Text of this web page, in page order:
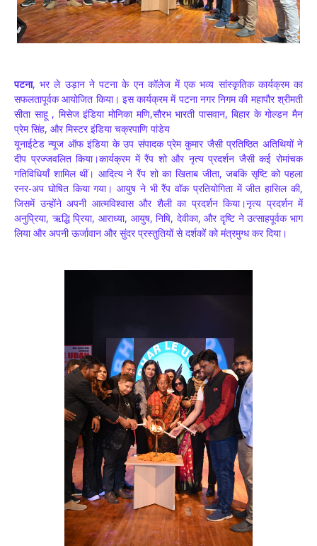
पटना, भर ले उड़ान ने पटना के एन कॉलेज में एक भव्य सांस्कृतिक कार्यक्रम का
सफलतापूर्वक आयोजित किया। इस कार्यक्रम में पटना नगर निगम की महापौर श्रीमती
सीता साहू , मिसेज इंडिया मोनिका मणि,सौरभ भारती पासवान, बिहार के गोल्डन मैन
प्रेम सिंह, और मिस्टर इंडिया चक्रपाणि पांडेय
यूनाईटेड न्यूज ऑफ इंडिया के उप संपादक प्रेम कुमार जैसी प्रतिष्ठित अतिथियों ने
दीप प्रज्जवलित किया।कार्यक्रम में रैंप शो और नृत्य प्रदर्शन जैसी कई रोमांचक
गतिविधियाँ शामिल थीं। आदित्य ने रैंप शो का खिताब जीता, जबकि सृष्टि को पहला
रनर-अप घोषित किया गया। आयुष ने भी रैंप वॉक प्रतियोगिता में जीत हासिल की,
जिसमें उन्होंने अपनी आत्मविश्वास और शैली का प्रदर्शन किया।नृत्य प्रदर्शन में
अनुप्रिया, ऋद्धि प्रिया, आराध्या, आयुष, निषि, देवीका, और दृष्टि ने उत्साहपूर्वक भाग
लिया और अपनी ऊर्जावान और सुंदर प्रस्तुतियों से दर्शकों को मंत्रमुग्ध कर दिया।